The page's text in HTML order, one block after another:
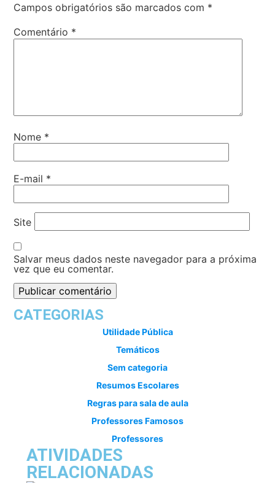
Campos obrigatórios são marcados com *
Comentário *
Nome *
E-mail *
Site
Salvar meus dados neste navegador para a próxima
vez que eu comentar.
CATEGORIAS
Utilidade Pública
Temáticos
Sem categoria
Resumos Escolares
Regras para sala de aula
Professores Famosos
Professores
ATIVIDADES
RELACIONADAS